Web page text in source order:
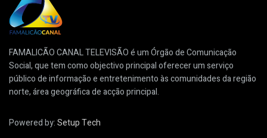
FAMALICÃO CANAL TELEVISÃO é um Órgão de Comunicação
Social, que tem como objectivo principal oferecer um serviço
público de informação e entretenimento às comunidades da região
norte, área geográfica de acção principal.
Powered by:Setup Tech